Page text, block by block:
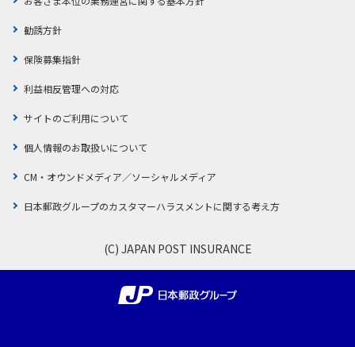
勧誘方針
保険募集指針
利益相反管理への対応
サイトのご利用について
個人情報のお取扱いについて
CM・オウンドメディア／ソーシャルメディア
日本郵政グループのカスタマーハラスメントに関する考え方
(C) JAPAN POST INSURANCE